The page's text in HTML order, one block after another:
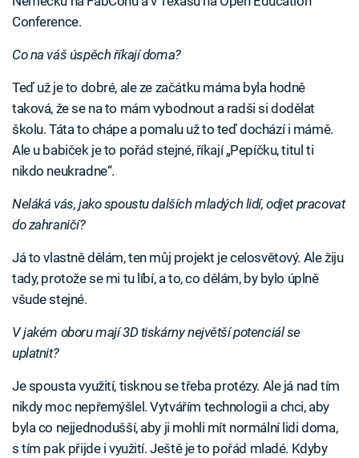
Conference.
Co na váš úspěch říkají doma?
Teď už je to dobré, ale ze začátku máma byla hodně
taková, že se na to mám vybodnout a radši si dodělat
školu. Táta to chápe a pomalu už to teď dochází i mámě.
Ale u babiček je to pořád stejné, říkají „Pepíčku, titul ti
nikdo neukradne“.
Neláká vás, jako spoustu dalších mladých lidí, odjet pracovat
do zahraničí?
Já to vlastně dělám, ten můj projekt je celosvětový. Ale žiju
tady, protože se mi tu líbí, a to, co dělám, by bylo úplně
všude stejné.
V jakém oboru mají 3D tiskárny největší potenciál se
uplatnit?
Je spousta využití, tisknou se třeba protézy. Ale já nad tím
nikdy moc nepřemýšlel. Vytvářím technologii a chci, aby
byla co nejjednodušší, aby ji mohli mít normální lidi doma,
s tím pak přijde i využití. Ještě je to pořád mladé. Kdyby